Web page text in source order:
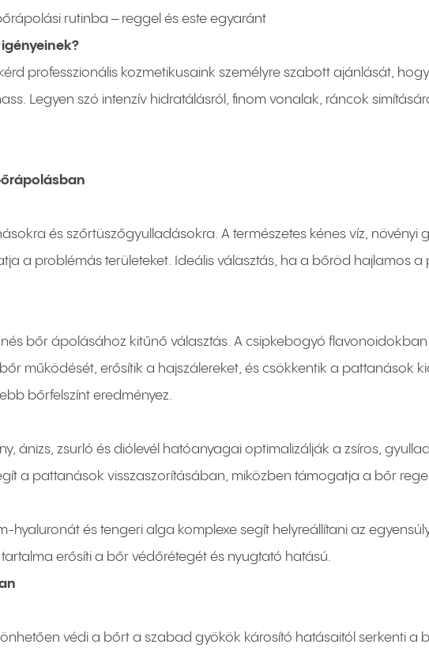
rutinba – reggel és este egyaránt
professzionális kozmetikusaink személyre szabott ajánlását,
Legyen szó intenzív hidratálásról, finom vonalak, ráncok
és szőrtüszőgyulladásokra. A természetes kénes víz, növényi
a problémás területeket. Ideális választás, ha a bőröd hajlamos
bőr ápolásához kitűnő választás. A csipkebogyó
működését, erősítik a hajszálereket, és csökkentik a pattanások
bőrfelszínt eredményez.
ánizs, zsurló és diólevél hatóanyagai optimalizálják a zsíros,
a pattanások visszaszorításában, miközben támogatja a bőr
hyaluronát és tengeri alga komplexe segít helyreállítani az
erősíti a bőr védőrétegét és nyugtató hatású.
védi a bőrt a szabad gyökök károsító hatásaitól serkenti a